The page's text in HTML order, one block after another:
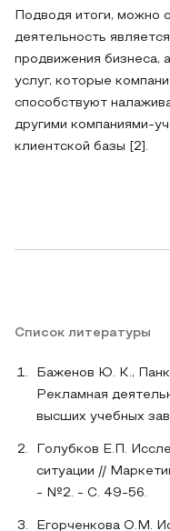
Подводя итоги, можно
деятельность
продвижения бизнеса,
услуг, которые
способствуют
другими компаниями-
клиентской базы [2].
Список литературы
Баженов Ю. К.,
Рекламная
высших учебных
Голубков Е.П.
ситуации //
- №2. - С. 49-56.
Егорченкова О.М.